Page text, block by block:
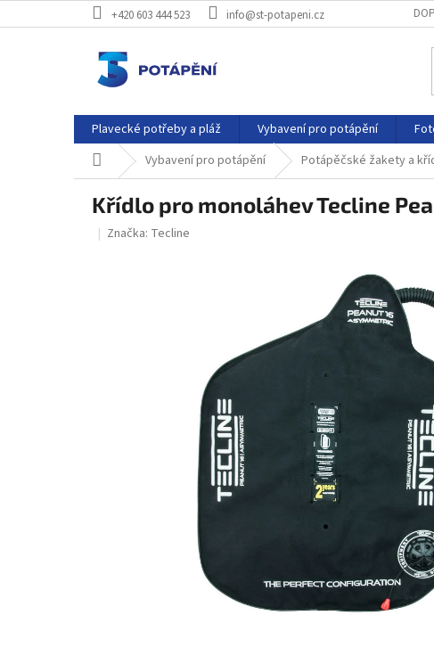
na
+420 603 444 523 info@st-potapeni.cz
Plavecké potřeby a pláž Vybavení pro potápění
Domů Vybavení pro potápění Potápěčské žakety a
Křídlo pro monoláhev Tecline
Značka: Tecline